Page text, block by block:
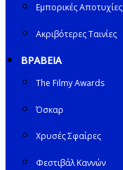
Εμπορικές Αποτυχίες
Ακριβότερες Ταινίες
ΒΡΑΒΕΙΑ
The Filmy Awards
Όσκαρ
Χρυσές Σφαίρες
Φεστιβάλ Καννών